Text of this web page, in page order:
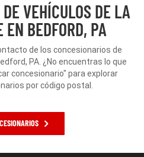
VEHÍCULOS DE LA
EN BEDFORD, PA
de los concesionarios de
PA. ¿No encuentras lo que
concesionario" para explorar
por código postal.